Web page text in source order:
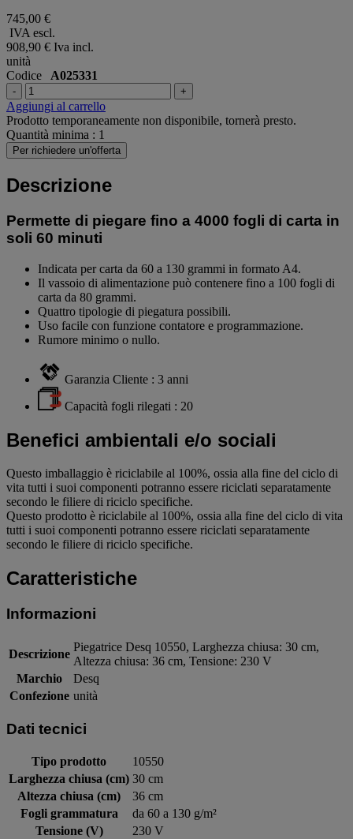
745,00 €
IVA escl.
908,90 € Iva incl.
unità
Codice A025331
- +
Aggiungi al carrello
Prodotto temporaneamente non disponibile, tornerà presto.
Quantità minima : 1
Per richiedere un'offerta
Descrizione
Permette di piegare fino a 4000 fogli di carta in
soli 60 minuti
Indicata per carta da 60 a 130 grammi in formato A4.
Il vassoio di alimentazione può contenere fino a 100 fogli di
carta da 80 grammi.
Quattro tipologie di piegatura possibili.
Uso facile con funzione contatore e programmazione.
Rumore minimo o nullo.
Garanzia Cliente : 3 anni
Capacità fogli rilegati : 20
Benefici ambientali e/o sociali
Questo imballaggio è riciclabile al 100%, ossia alla fine del ciclo di
vita tutti i suoi componenti potranno essere riciclati separatamente
secondo le filiere di riciclo specifiche.
Questo prodotto è riciclabile al 100%, ossia alla fine del ciclo di vita
tutti i suoi componenti potranno essere riciclati separatamente
secondo le filiere di riciclo specifiche.
Caratteristiche
Informazioni
Descrizione
Piegatrice Desq 10550, Larghezza chiusa: 30 cm,
Altezza chiusa: 36 cm, Tensione: 230 V
Marchio
Desq
Confezione unità
Dati tecnici
Tipo prodotto
10550
Larghezza chiusa (cm) 30 cm
Altezza chiusa (cm)
36 cm
Fogli grammatura
da 60 a 130 g/m²
Tensione (V)
230 V